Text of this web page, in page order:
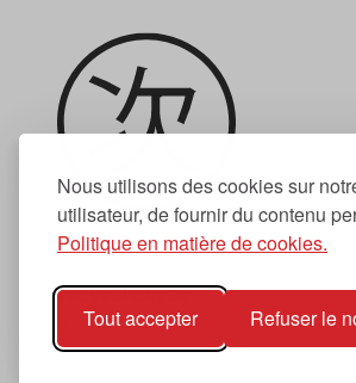
Nous utilisons des cookies sur
utilisateur, de fournir du contenu
Politique en matière de cookies.
Tout accepter Refuser le
Newsletter